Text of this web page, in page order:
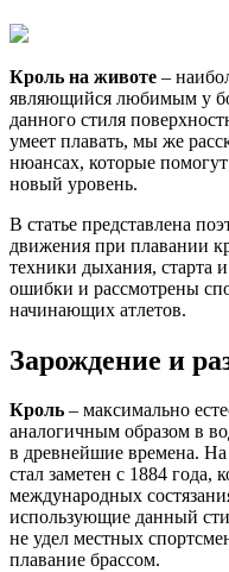
Кроль на животе –
являющийся любимым у
данного стиля
умеет плавать, мы же
нюансах, которые
новый уровень.
В статье представлена
движения при плавании
техники дыхания, старта
ошибки и рассмотрены
начинающих атлетов.
Зарождение и
Кроль – максимально
аналогичным образом в
в древнейшие времена. На
стал заметен с 1884
международных
использующие данный
не удел местных
плавание брассом.